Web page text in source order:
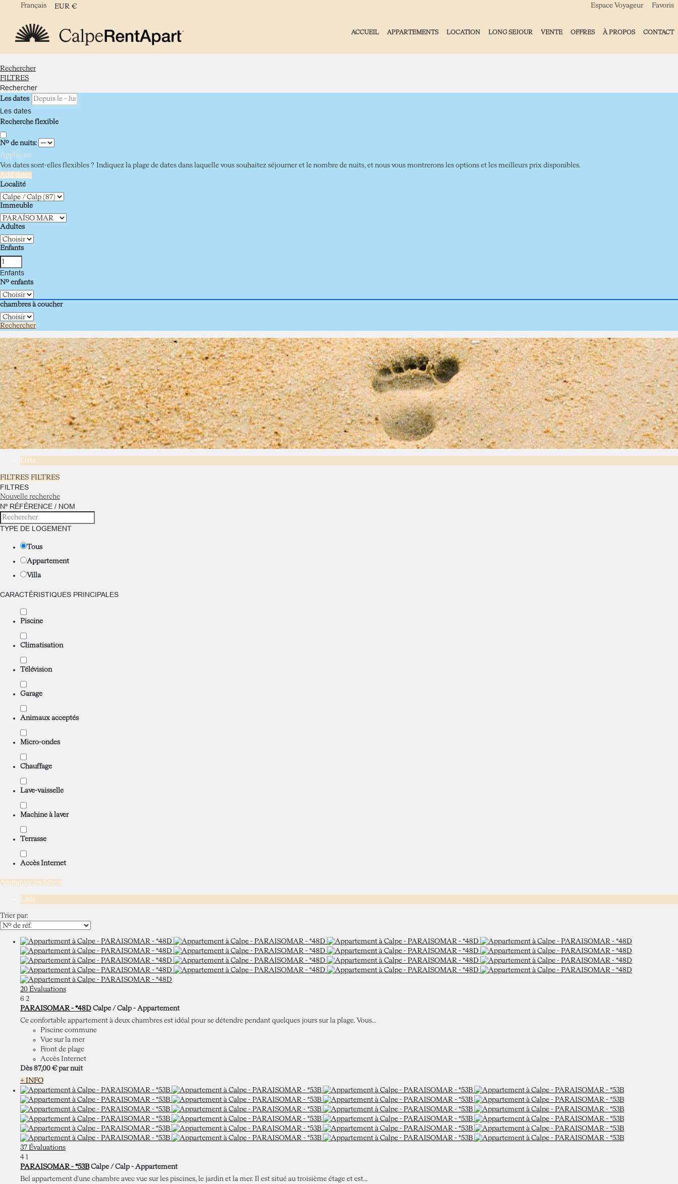
Français EUR € Favoris
Espace Voyageur
ACCUEIL APPARTEMENTS LOCATION LONG SEJOUR VENTE OFFRES À PROPOS CONTACT
Rechercher
FILTRES
Rechercher
Les dates
Les dates
Recherche flexible
Nº de nuits:
Appliquer
Vos dates sont-elles flexibles ? Indiquez la plage de dates dans laquelle vous souhaitez séjourner et le nombre de nuits, et nous vous montrerons les options et les meilleurs prix disponibles.
Add dates
Localité
Immeuble
Adultes
Enfants
Enfants
Nº enfants
chambres à coucher
Rechercher
Liste
FILTRES FILTRES
FILTRES
Nouvelle recherche
Nº RÉFÉRENCE / NOM
TYPE DE LOGEMENT
Tous
Appartement
Villa
CARACTÉRISTIQUES PRINCIPALES
Piscine
Climatisation
Télévision
Garage
Animaux acceptés
Micro-ondes
Chauffage
Lave-vaisselle
Machine à laver
Terrasse
Accès Internet
Appliquer les filtres
Liste
Trier par:
20 Évaluations
6 2
PARAISOMAR - *48D Calpe / Calp - Appartement
Ce confortable appartement à deux chambres est idéal pour se détendre pendant quelques jours sur la plage. Vous...
Piscine commune
Vue sur la mer
Front de plage
Accès Internet
Dès 87,00 € par nuit
+ INFO
37 Évaluations
4 1
PARAISOMAR - *53B Calpe / Calp - Appartement
Bel appartement d'une chambre avec vue sur les piscines, le jardin et la mer. Il est situé au troisième étage et est...